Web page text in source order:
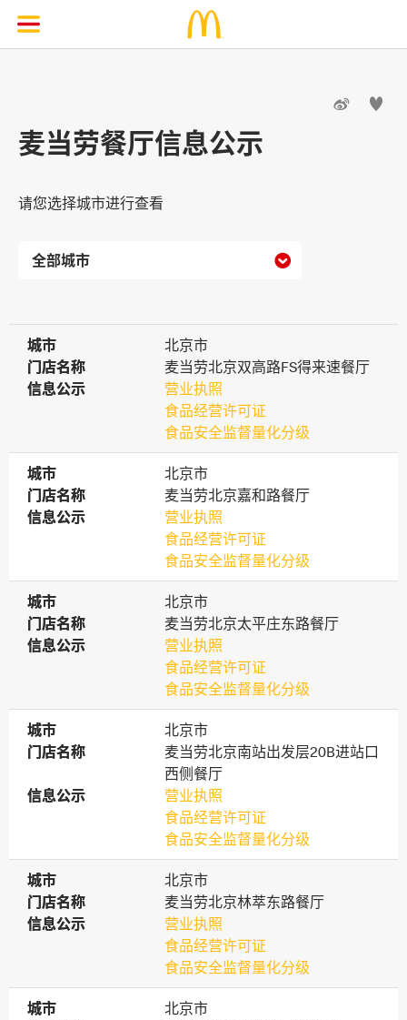
 
麦当劳餐厅信息公示
请您选择城市进行查看

城市
城市
北京市
门店名称
门店名称
麦当劳北京双高路FS得来速餐厅
信息公示
信息公示
营业执照
食品经营许可证
食品安全监督量化分级
城市
城市
北京市
门店名称
门店名称
麦当劳北京嘉和路餐厅
信息公示
信息公示
营业执照
食品经营许可证
食品安全监督量化分级
城市
城市
北京市
门店名称
门店名称
麦当劳北京太平庄东路餐厅
信息公示
信息公示
营业执照
食品经营许可证
食品安全监督量化分级
城市
城市
北京市
门店名称
门店名称
麦当劳北京南站出发层20B进站口
西侧餐厅
信息公示
信息公示
营业执照
食品经营许可证
食品安全监督量化分级
城市
城市
北京市
门店名称
门店名称
麦当劳北京林萃东路餐厅
信息公示
信息公示
营业执照
食品经营许可证
食品安全监督量化分级
城市
城市
北京市